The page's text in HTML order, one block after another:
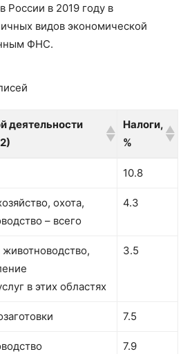
России в 2019 году в
видов экономической
ФНС.
деятельности
Налоги,
%
деятельности
Налоги,
10.8
охота,
– всего
4.3
в этих областях
3.5
7.5
7.9